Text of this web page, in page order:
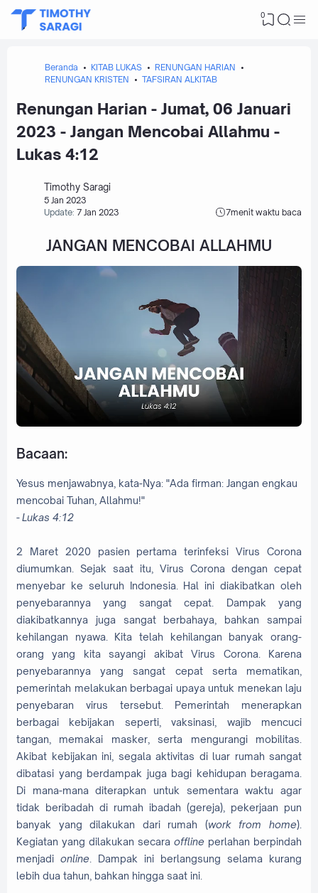
0
Beranda KITAB LUKAS
RENUNGAN HARIAN
RENUNGAN KRISTEN
TAFSIRAN ALKITAB
Renungan Harian - Jumat, 06 Januari
2023 - Jangan Mencobai Allahmu -
Lukas 4:12
Timothy Saragi
5 Jan 2023
Update: 7 Jan 2023 7menit waktu baca
JANGAN MENCOBAI ALLAHMU
Bacaan:
Yesus menjawabnya, kata-Nya: "Ada firman: Jangan engkau
mencobai Tuhan, Allahmu!"
-Lukas 4:12
2 Maret 2020 pasien pertama terinfeksi Virus Corona
diumumkan. Sejak saat itu, Virus Corona dengan cepat
menyebar ke seluruh Indonesia. Hal ini diakibatkan oleh
penyebarannya yang sangat cepat. Dampak yang
diakibatkannya juga sangat berbahaya, bahkan sampai
kehilangan nyawa. Kita telah kehilangan banyak orang-
orang yang kita sayangi akibat Virus Corona. Karena
penyebarannya yang sangat cepat serta mematikan,
pemerintah melakukan berbagai upaya untuk menekan laju
penyebaran virus tersebut. Pemerintah menerapkan
berbagai kebijakan seperti, vaksinasi, wajib mencuci
tangan, memakai masker, serta mengurangi mobilitas.
Akibat kebijakan ini, segala aktivitas di luar rumah sangat
dibatasi yang berdampak juga bagi kehidupan beragama.
Di mana-mana diterapkan untuk sementara waktu agar
tidak beribadah di rumah ibadah (gereja), pekerjaan pun
banyak yang dilakukan dari rumah (work from home).
Kegiatan yang dilakukan secara offline perlahan berpindah
menjadi online. Dampak ini berlangsung selama kurang
lebih dua tahun, bahkan hingga saat ini.